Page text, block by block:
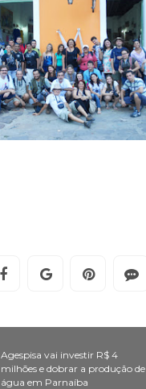
Agespisa vai investir R$ 4
milhões e dobrar a produção de
água em Parnaíba